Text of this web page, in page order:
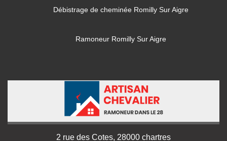
Débistrage de cheminée Romilly Sur Aigre
Ramoneur Romilly Sur Aigre
2 rue des Cotes, 28000 chartres